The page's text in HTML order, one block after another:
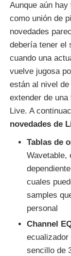
Aunque aún
como unión de
novedades
debería tener el
cuando una
vuelve jugosa
están al nivel
extender de
Live. A
novedades de
Tablas de
Wavetable,
cuales
samples
personal
Channel
ecualizador
sencillo de